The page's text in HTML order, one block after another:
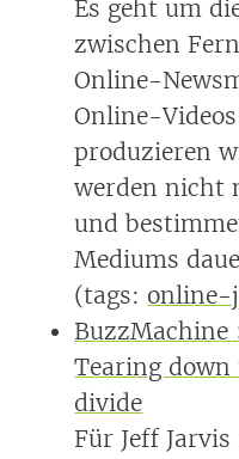
Es geht um
zwischen
Online-
Online-
produzieren
werden nicht
und
Mediums
(tags: online-
Tearing
divide
Für Jeff